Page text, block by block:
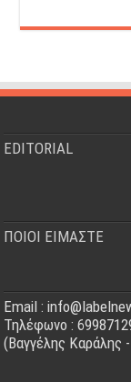
EDITORIAL
ΠΟΙΟΙ ΕΙΜΑΣΤΕ
Email :
Τηλέφωνο :
(Βαγγέλης Καράλης